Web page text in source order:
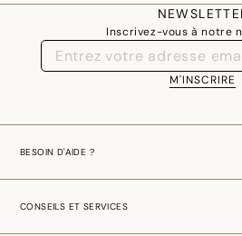
Inscrivez-vous à notre
M'INSCRIRE
BESOIN D'AIDE ?
CONSEILS ET SERVICES